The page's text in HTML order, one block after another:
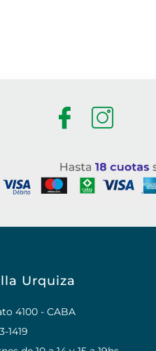
Urquiza
4100 - CABA
1419